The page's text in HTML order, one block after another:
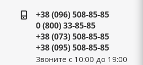
+38 (096) 508-85-85
0 (800) 33-85-85
+38 (073) 508-85-85
+38 (095) 508-85-85
Звоните с 10:00 до 19:00